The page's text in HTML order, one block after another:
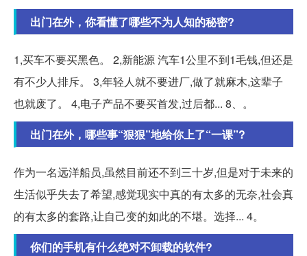
出门在外，你看懂了哪些不为人知的秘密?
1,买车不要买黑色。 2,新能源 汽车1公里不到1毛钱,但还是
有不少人排斥。 3,年轻人就不要进厂,做了就麻木,这辈子
也就废了。 4,电子产品不要买首发,过后都... 8、。
出门在外，哪些事“狠狠”地给你上了“一课”?
作为一名远洋船员,虽然目前还不到三十岁,但是对于未来的
生活似乎失去了希望,感觉现实中真的有太多的无奈,社会真
的有太多的套路,让自己变的如此的不堪。选择... 4。
你们的手机有什么绝对不卸载的软件?